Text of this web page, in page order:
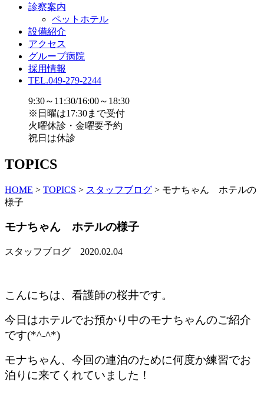
診察案内
ペットホテル
設備紹介
アクセス
グループ病院
採用情報
TEL.049-279-2244
9:30～11:30/16:00～18:30
※日曜は17:30まで受付
火曜休診・金曜要予約
祝日は休診
TOPICS
HOME > TOPICS > スタッフブログ > モナちゃん ホテルの
様子
モナちゃん ホテルの様子
スタッフブログ 2020.02.04
こんにちは、看護師の桜井です。
今日はホテルでお預かり中のモナちゃんのご紹介
です(*^-^*)
モナちゃん、今回の連泊のために何度か練習でお
泊りに来てくれていました！